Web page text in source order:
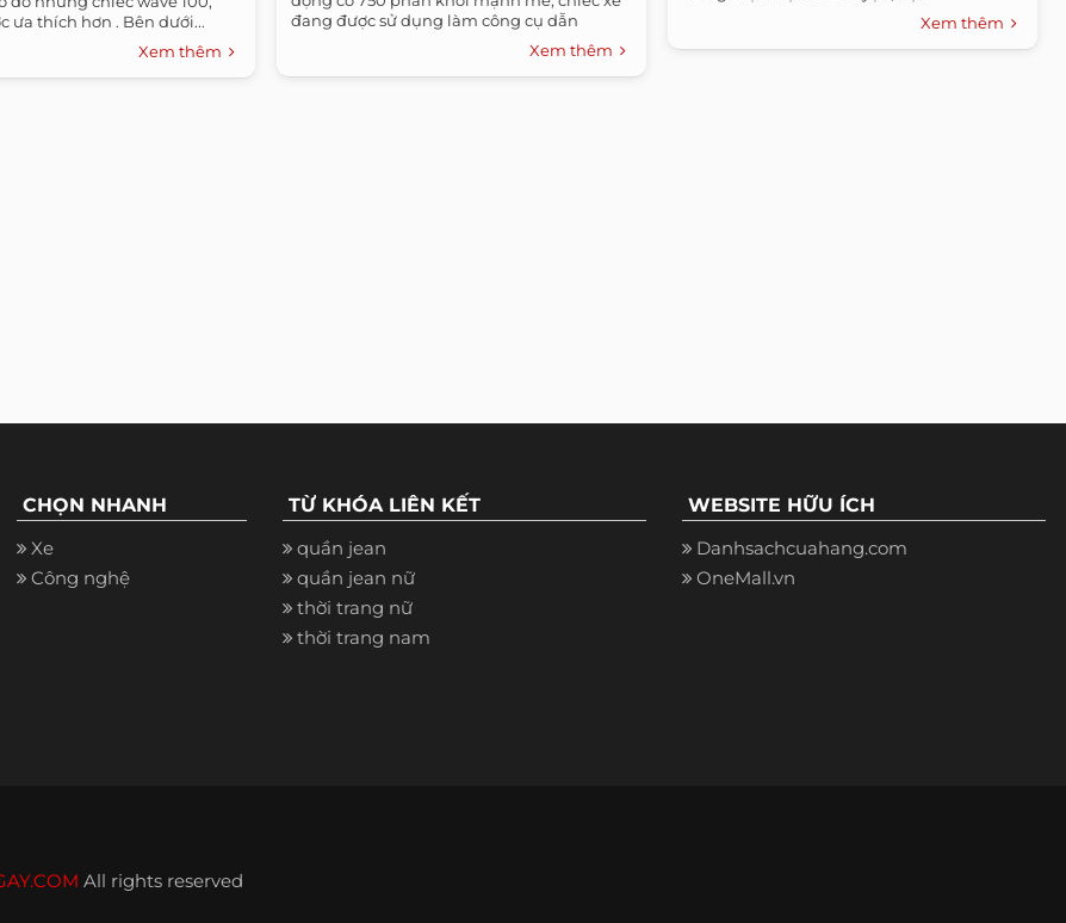
ưa thích hơn . Bên dưới...
Xem thêm
đang được sử dụng làm công cụ dẫn
Xem thêm
Xem thêm
CHỌN NHANH
Xe
Công nghệ
TỪ KHÓA LIÊN KẾT
quần jean
quần jean nữ
thời trang nữ
thời trang nam
WEBSITE HỮU ÍCH
Danhsachcuahang.com
OneMall.vn
All rights reserved